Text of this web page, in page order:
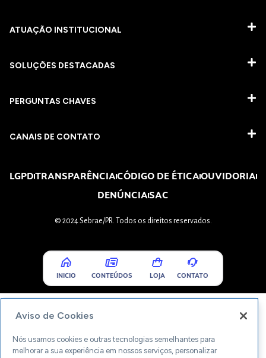
ATUAÇÃO INSTITUCIONAL
SOLUÇÕES DESTACADAS
PERGUNTAS CHAVES​
CANAIS DE CONTATO
LGPDTRANSPARÊNCIACÓDIGO DE ÉTICAOUVIDORIA
DENÚNCIASAC
© 2024 Sebrae/PR. Todos os direitos reservados.
INICIO CONTEÚDOS LOJA CONTATO
Aviso de Cookies
Nós usamos cookies e outras tecnologias semelhantes para
melhorar a sua experiência em nossos serviços, personalizar